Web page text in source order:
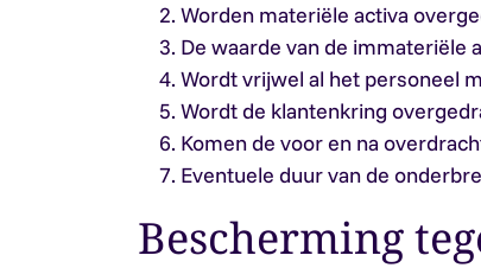
Worden materiële activa
De waarde van de immateriële
Wordt vrijwel al het personeel
Wordt de klantenkring
Komen de voor en na
Eventuele duur van de
Bescherming